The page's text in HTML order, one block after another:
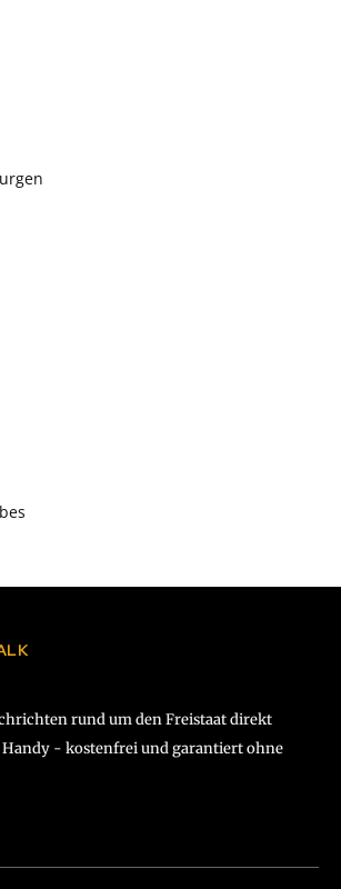
rund um den Freistaat direkt
Handy - kostenfrei und garantiert ohne